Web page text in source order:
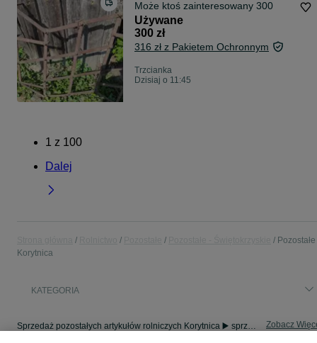
Może ktoś zainteresowany 300
Używane
300 zł
316 zł z Pakietem Ochronnym
Trzcianka
Dzisiaj o 11:45
1 z 100
Dalej
Korytnica
KATEGORIA
Sprzedaż pozostałych artykułów rolniczych Korytnica ▶️ sprzęt, materiały i inne ✅ Nowe i używane w atrakcyjnych cenach ✌ Znajdź oferty na OLX.pl! Zobacz